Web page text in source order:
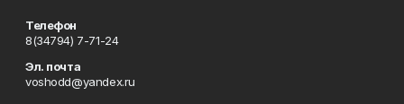
Телефон
8(34794) 7-71-24
Эл. почта
voshodd@yandex.ru